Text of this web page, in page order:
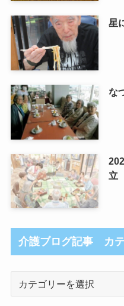
星
な
立
介護ブログ記事 カ